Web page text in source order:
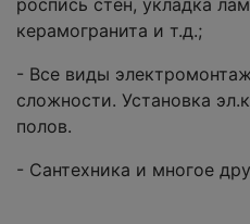
роспись стен, укладка
керамогранита и т.д.;
- Все виды
сложности. Установка
полов.
- Сантехника и многое